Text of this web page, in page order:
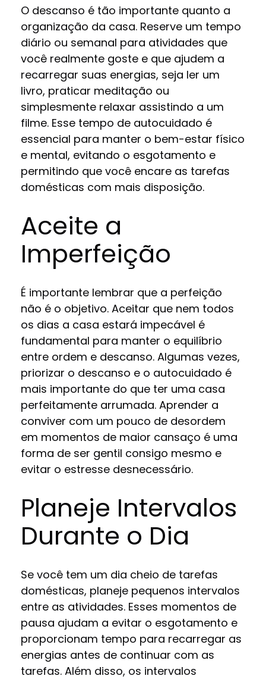
O descanso é tão importante quanto a
organização da casa. Reserve um tempo
diário ou semanal para atividades que
você realmente goste e que ajudem a
recarregar suas energias, seja ler um
livro, praticar meditação ou
simplesmente relaxar assistindo a um
filme. Esse tempo de autocuidado é
essencial para manter o bem-estar físico
e mental, evitando o esgotamento e
permitindo que você encare as tarefas
domésticas com mais disposição.
Aceite a
Imperfeição
É importante lembrar que a perfeição
não é o objetivo. Aceitar que nem todos
os dias a casa estará impecável é
fundamental para manter o equilíbrio
entre ordem e descanso. Algumas vezes,
priorizar o descanso e o autocuidado é
mais importante do que ter uma casa
perfeitamente arrumada. Aprender a
conviver com um pouco de desordem
em momentos de maior cansaço é uma
forma de ser gentil consigo mesmo e
evitar o estresse desnecessário.
Planeje Intervalos
Durante o Dia
Se você tem um dia cheio de tarefas
domésticas, planeje pequenos intervalos
entre as atividades. Esses momentos de
pausa ajudam a evitar o esgotamento e
proporcionam tempo para recarregar as
energias antes de continuar com as
tarefas. Além disso, os intervalos